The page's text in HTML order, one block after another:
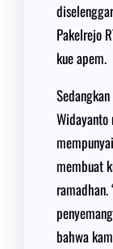
Pakelrejo
kue apem.
Widayanto
membuat
bahwa